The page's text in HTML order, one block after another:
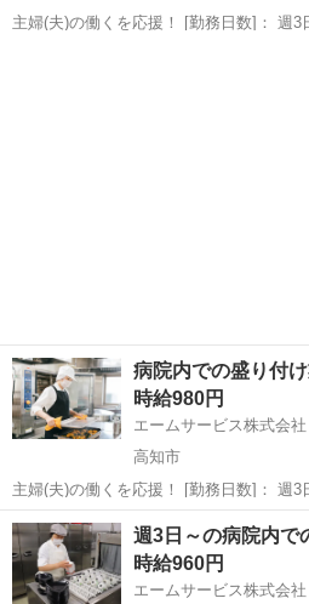
主婦(夫)の働くを応援！ [勤務日数]： 週3日~ 15:00~20:00/17:00~20:00
病院内での盛り付
時給980円
エームサービス株式会社
高知市
主婦(夫)の働くを応援！ [勤務日数]： 週3日~ 05:30~13:15/05:30~12:00
[勤務地・最寄駅]： 高知県高知市上町1
ムサービス株式会社＞ 高知駅自動車10分
高知 高知市 その他
週3日～の病院内で
時給960円
エームサービス株式会社